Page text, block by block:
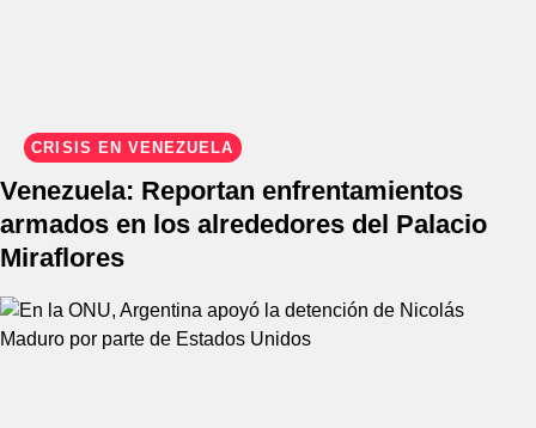
CRISIS EN VENEZUELA
Venezuela: Reportan enfrentamientos
armados en los alrededores del Palacio
Miraflores